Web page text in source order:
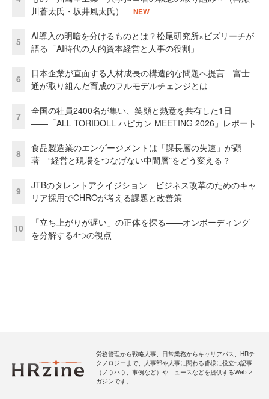
川蒼太氏・坂井風太氏）
NEW
5
AI導入の明暗を分けるものとは？松尾研究所×ビズリーチが
語る「AI時代の人的資本経営と人事の役割」
6
日本企業が直面する人材成長の構造的な問題へ提言 富士
通が取り組んだ育成のフルモデルチェンジとは
7
全国の社員2400名が集い、笑顔と熱意を共有した1日
――「ALL TORIDOLL ハピカン MEETING 2026」レポート
8
食品製造業のエンゲージメントは「課長層の失速」が顕
著 “経営と現場をつなげない中間層”をどう変える？
9
JTBのタレントアクイジション ビジネス改革のためのキャ
リア採用でCHROが考える課題と改善策
10
「立ち上がりが遅い」の正体を探る——オンボーディング
を分解する4つの視点
労務管理から戦略人事、日常業務からキャリアパス、HRテ
クノロジーまで、人事部や人事に関わる皆様に役立つ記事
（ノウハウ、事例など）やニュースなどを提供するWebマ
ガジンです。